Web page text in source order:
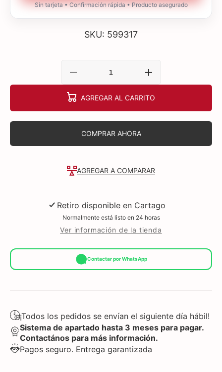
Sin tarjeta • Confirmación rápida • Producto asegurado
SKU: 599317
Reducir
PANTALON
Aumentar
PANTALON
AGREGAR AL CARRITO
COMPRAR AHORA
AGREGAR A COMPARAR
Retiro disponible en Cartago
Normalmente está listo en 24 horas
Ver información de la tienda
Contactar por WhatsApp
¡Todos los pedidos se envían el siguiente día hábil!
Sistema de apartado hasta 3 meses para pagar.
Contactános para más información.
Pagos seguro. Entrega garantizada